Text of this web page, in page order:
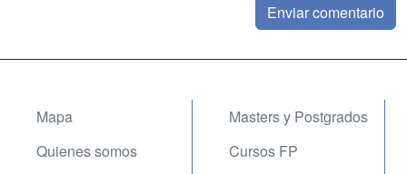
Mapa
Quienes somos
Masters y Postgrados
Cursos FP